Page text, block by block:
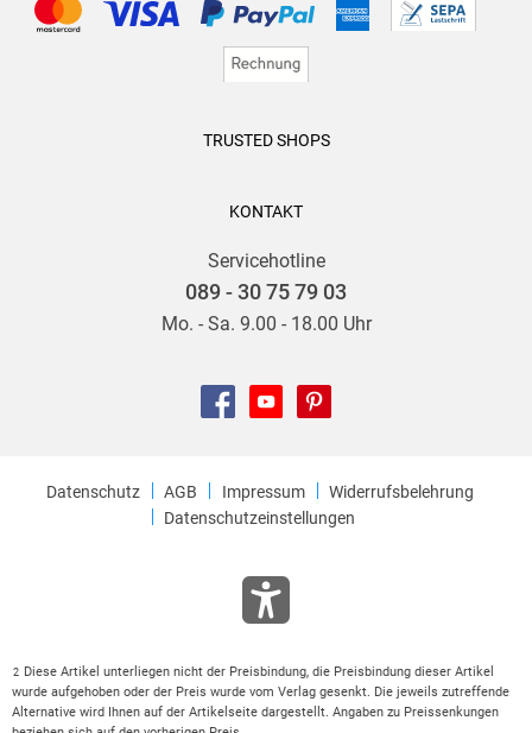
TRUSTED SHOPS
KONTAKT
Servicehotline
089 - 30 75 79 03
Mo. - Sa. 9.00 - 18.00 Uhr
Datenschutz AGB Impressum
Widerrufsbelehrung
Datenschutzeinstellungen
2
Diese Artikel unterliegen nicht der Preisbindung, die Preisbindung dieser Artikel
wurde aufgehoben oder der Preis wurde vom Verlag gesenkt. Die jeweils zutreffende
Alternative wird Ihnen auf der Artikelseite dargestellt. Angaben zu Preissenkungen